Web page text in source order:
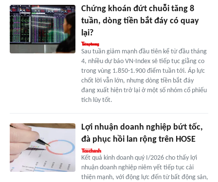
Chứng khoán đứt chuỗi tăng 8
tuần, dòng tiền bắt đáy có quay
lại?
Sau tuần giảm mạnh đầu tiên kể từ đầu tháng
4, nhiều dự báo VN-Index sẽ tiếp tục giằng co
trong vùng 1.850-1.900 điểm tuần tới. Áp lực
chốt lời vẫn lớn, nhưng dòng tiền bắt đáy
đang xuất hiện trở lại ở một số nhóm cổ phiếu
tích lũy tốt.
Lợi nhuận doanh nghiệp bứt tốc,
đà phục hồi lan rộng trên HOSE
Kết quả kinh doanh quý I/2026 cho thấy lợi
nhuận doanh nghiệp niêm yết tiếp tục cải
thiện mạnh, với động lực đến từ bất động sản,